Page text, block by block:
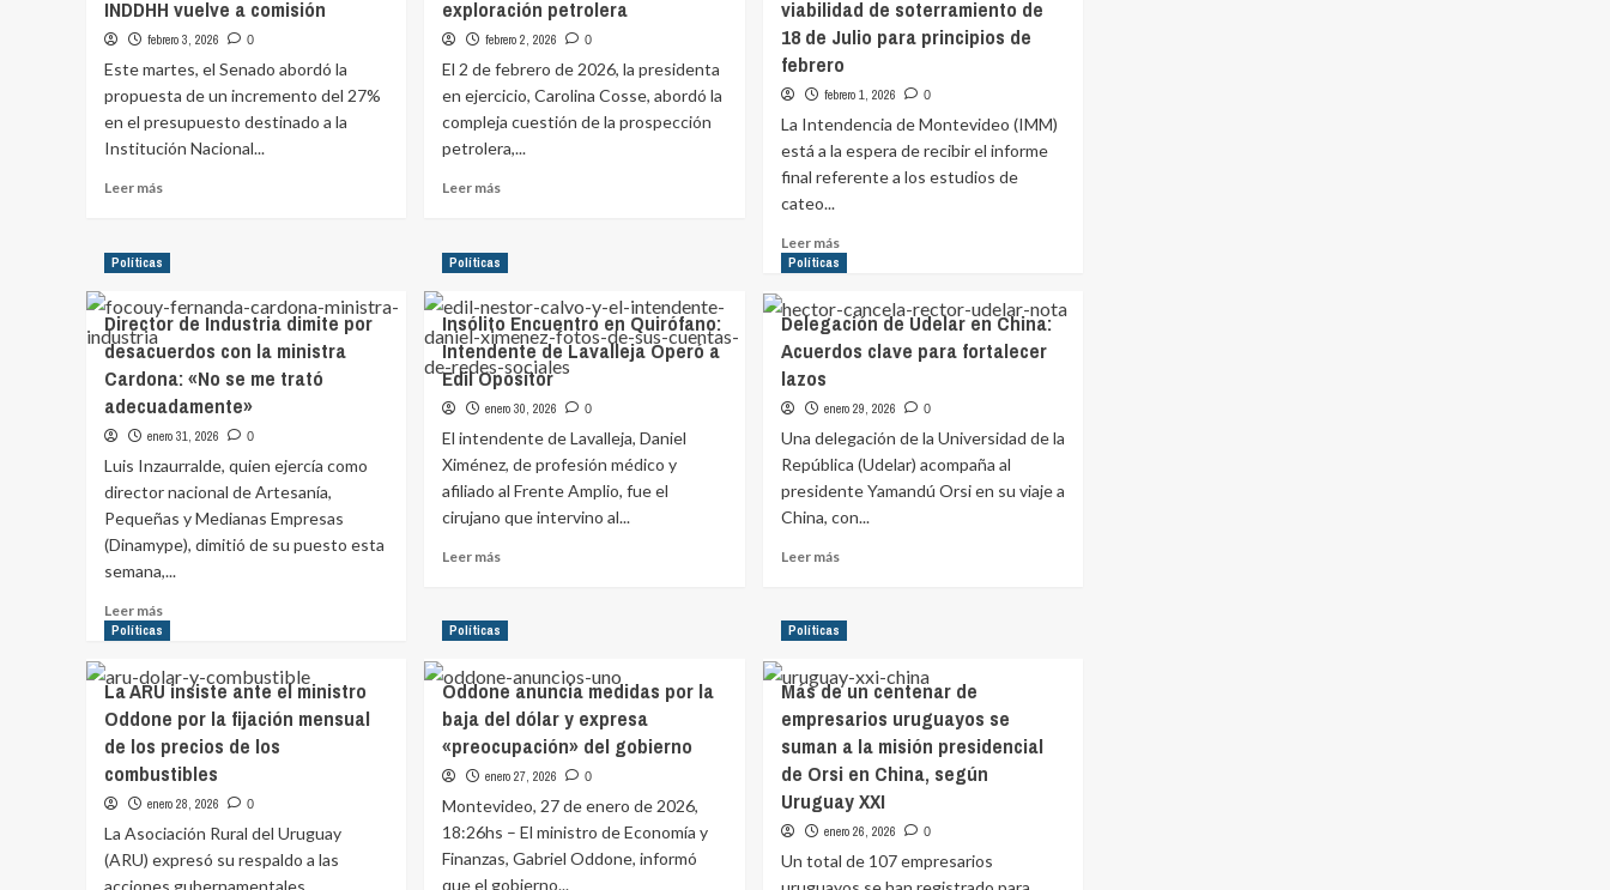
INDDHH vuelve a comisión
febrero 3, 2026 0
Este martes, el Senado abordó la
propuesta de un incremento del 27%
en el presupuesto destinado a la
Institución Nacional...
Leer más
Sin
consenso
en
el
Senado,
de
aumento
para
vuelve
a
comisión
exploración petrolera
febrero 2, 2026 0
El 2 de febrero de 2026, la presidenta
en ejercicio, Carolina Cosse, abordó la
compleja cuestión de la prospección
petrolera,...
Leer más
Cosse
insiste
en
la
necesidad
de
un
debate
profundo
sobre
la
exploración
petrolera
viabilidad de soterramiento de
18 de Julio para principios de
febrero
febrero 1, 2026 0
La Intendencia de Montevideo (IMM)
está a la espera de recibir el informe
final referente a los estudios de
cateo...
Leer másLeer
más
Intendencia
de
Montevideo
clave
sobre
viabilidad
de
soterramiento
18
para
de
febrero
Políticas
Director de Industria dimite por
desacuerdos con la ministra
Cardona: «No se me trató
adecuadamente»
enero 31, 2026 0
Luis Inzaurralde, quien ejercía como
director nacional de Artesanía,
Pequeñas y Medianas Empresas
(Dinamype), dimitió de su puesto esta
semana,...
Leer más
Director
de
Industria
dimite
por
con
la
ministra
Cardona:
Políticas
Insólito Encuentro en Quirófano:
Intendente de Lavalleja Operó a
Edil Opositor
enero 30, 2026 0
El intendente de Lavalleja, Daniel
Ximénez, de profesión médico y
afiliado al Frente Amplio, fue el
cirujano que intervino al...
Leer más
Insólito
Encuentro
Quirófano:
Intendente
Lavalleja
Operó
a
Edil
Políticas
Delegación de Udelar en China:
Acuerdos clave para fortalecer
lazos
enero 29, 2026 0
Una delegación de la Universidad de la
República (Udelar) acompaña al
presidente Yamandú Orsi en su viaje a
China, con...
Leer másLeer
Delegación
de
en
China:
clave
para
fortalecer
lazos
Políticas
La ARU insiste ante el ministro
Oddone por la fijación mensual
de los precios de los
combustibles
enero 28, 2026 0
La Asociación Rural del Uruguay
(ARU) expresó su respaldo a las
acciones gubernamentales
Políticas
Oddone anuncia medidas por la
baja del dólar y expresa
«preocupación» del gobierno
enero 27, 2026 0
Montevideo, 27 de enero de 2026,
18:26hs – El ministro de Economía y
Finanzas, Gabriel Oddone, informó
que el gobierno...
Políticas
Más de un centenar de
empresarios uruguayos se
suman a la misión presidencial
de Orsi en China, según
Uruguay XXI
enero 26, 2026 0
Un total de 107 empresarios